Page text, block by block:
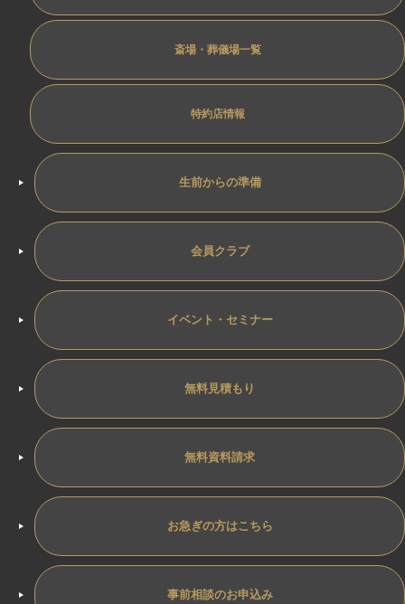
斎場・葬儀場一覧
特約店情報
生前からの準備
会員クラブ
イベント・セミナー
無料見積もり
無料資料請求
お急ぎの方はこちら
事前相談のお申込み